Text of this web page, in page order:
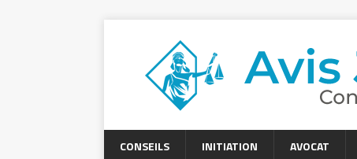
CONSEILS INITIATION AVOCAT